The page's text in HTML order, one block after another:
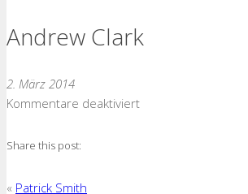
Andrew Clark
2. März 2014
Kommentare deaktiviertfür
Share this post:
« Patrick Smith